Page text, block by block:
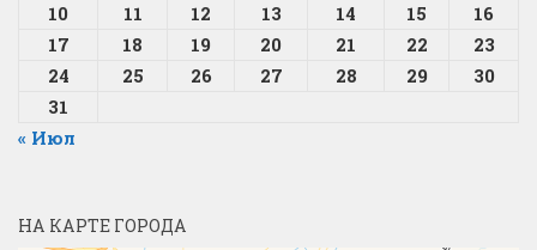
10
11 12 13 14 15
16
17
18 19 20 21 22
23
24
25 26 27 28 29
30
31
« Июл
НА КАРТЕ ГОРОДА